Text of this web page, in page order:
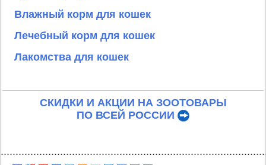
Влажный корм для кошек
Лечебный корм для кошек
Лакомства для кошек
СКИДКИ И АКЦИИ НА ЗООТОВАРЫ
ПО ВСЕЙ РОССИИ